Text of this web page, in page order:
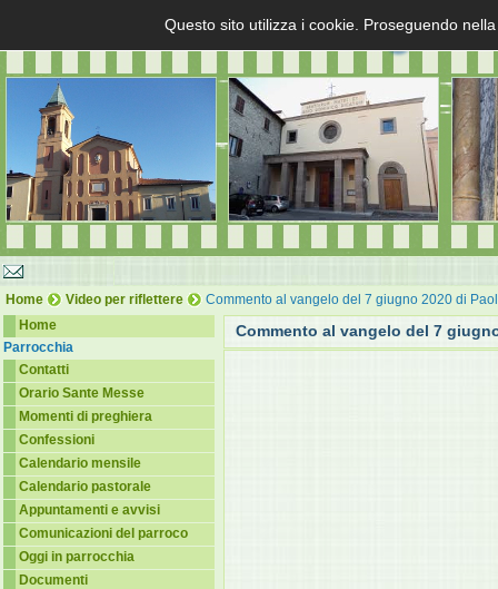
Home Video per riflettere
Commento al vangelo del 7 giugno 2020 di
Home
Parrocchia
Contatti
Orario Sante Messe
Momenti di preghiera
Confessioni
Calendario mensile
Calendario pastorale
Appuntamenti e avvisi
Comunicazioni del parroco
Oggi in parrocchia
Documenti
Commento al vangelo del 7
Questo sito utilizza i cookie. Proseguendo